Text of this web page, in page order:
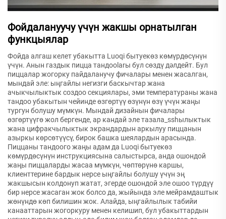
Фойдалануучу үчүн жакшы орнатылган
функцыялар
Фойда алгаш келет убакытта Luoqi бытуекөз көмүрдөсүнүн
үчүн. Анын газдык пицца тандоolarы бул сөздү дәлдейт. Бул
пиццалар жогорку пайдаланучу фичалары менен жасалган,
мындай эле: ыңгайлы негизги баскычтар жана
ачыкчылыктык создоо секциялары, эми температураны жана
тандоо убакытын чейинде өзгөртүү өзүнүн өзү үчүн жаңы
тургун болушу мүмкүн. Мындай дизайнын фичалары
өзгөртүүгө жол бергенде, ар кандай эле тазала_sshылыктык
жана цифракчылыктык экрандардын аркылуу пиццанын
азыркы көрсөтүүсү, бирок башка шеялардын арасында.
Пиццаны тандоого жаңы адам да Luoqi бытуекөз
көмүрдөсүнүн инструкциясына салыстырса, анда ошондой
жаңы пиццаларды жасаа мүмкүн, чөптөрүнө каршы,
клиенттерине бардык нерсе ыңгайлы болушу үчүн эң
жакшысын колдонуп жатат, эгерде ошондой эле ошоо түрдүү
бир нерсе жасаган жок болсо да, жыйында эле мейрамдаштык
жөнүндө көп билишин жок. Алайда, ыңгайлылык табийи
канааттарын жогоркуру менен келишип, бул убакыттардын